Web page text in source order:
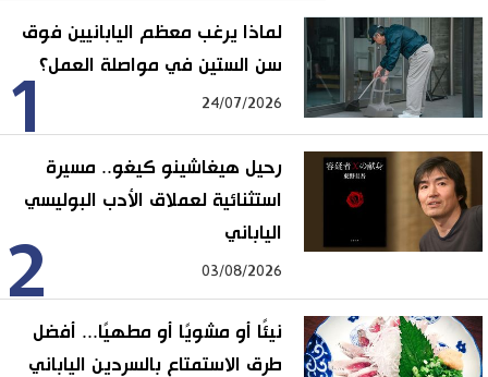
1
لماذا يرغب معظم اليابانيين فوق
سن الستين في مواصلة العمل؟
24/07/2026
2
رحيل هيغاشينو كيغو.. مسيرة
استثنائية لعملاق الأدب البوليسي
الياباني
03/08/2026
نيئًا أو مشويًا أو مطهيًا... أفضل
طرق الاستمتاع بالسردين الياباني